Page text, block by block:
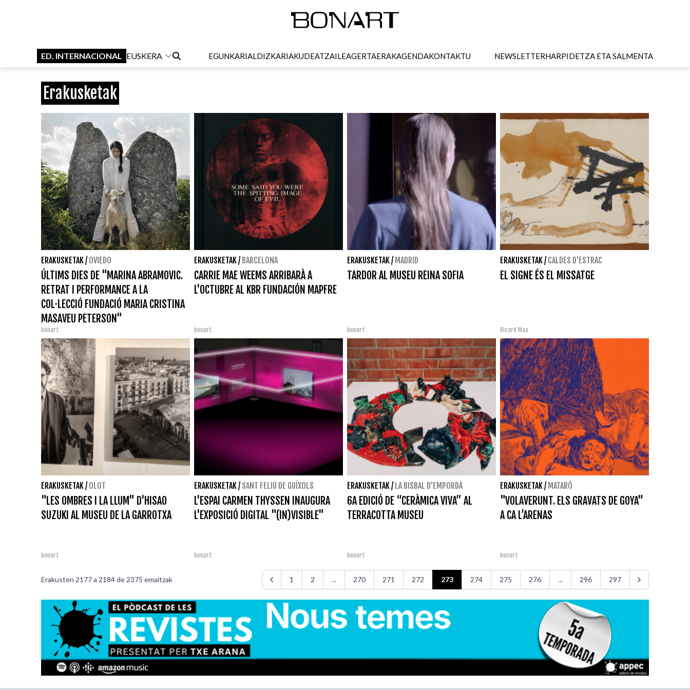
ED. INTERNACIONAL EUSKERA EGUNKARIALDIZKARIAKUDEATZAILEAGERTAERAKAGENDAKONTAKTU NEWSLETTERHARPIDETZA ETA SALMENTA
Erakusketak
ERAKUSKETAK/ OVIEDO
ÚLTIMS DIES DE "MARINA ABRAMOVIC.
RETRAT I PERFORMANCE A LA
COL·LECCIÓ FUNDACIÓ MARIA CRISTINA
MASAVEU PETERSON"
bonart
ERAKUSKETAK/ BARCELONA
CARRIE MAE WEEMS ARRIBARÀ A
L'OCTUBRE AL KBR FUNDACIÓN MAPFRE
bonart
ERAKUSKETAK/ MADRID
TARDOR AL MUSEU REINA SOFIA
bonart
ERAKUSKETAK/ CALDES D'ESTRAC
EL SIGNE ÉS EL MISSATGE
Ricard Mas
ERAKUSKETAK/ OLOT
"LES OMBRES I LA LLUM" D'HISAO
SUZUKI AL MUSEU DE LA GARROTXA
bonart
ERAKUSKETAK/ SANT FELIU DE GUÍXOLS
L'ESPAI CARMEN THYSSEN INAUGURA
L'EXPOSICIÓ DIGITAL "(IN)VISIBLE"
bonart
ERAKUSKETAK/ LA BISBAL D'EMPORDÀ
6A EDICIÓ DE “CERÀMICA VIVA” AL
TERRACOTTA MUSEU
bonart
ERAKUSKETAK/ MATARÓ
"VOLAVERUNT. ELS GRAVATS DE GOYA"
A CA L’ARENAS
bonart
Erakusten 2177a 2184de 2375 emaitzak 1 2 ... 270 271 272 273 274 275 276 ... 296 297